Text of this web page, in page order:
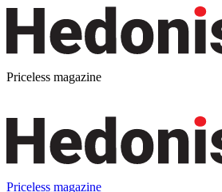
Priceless magazine
Priceless magazine